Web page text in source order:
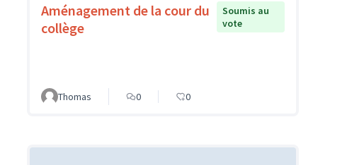
Aménagement de la cour du
collège
Soumis au
vote
Thomas 0 0